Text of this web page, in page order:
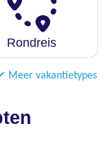
Rondreis
Meer vakantietypes